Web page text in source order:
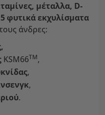
μέταλλα, D-
5 φυτικά εκχυλίσματα
άνδρες:
KSM66TM,
,
,
.